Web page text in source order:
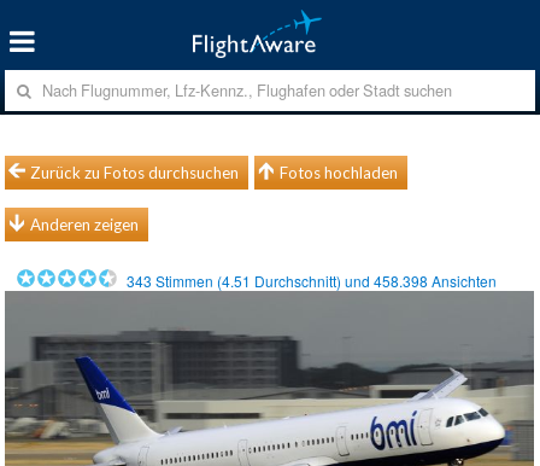
Zurück zu Fotos durchsuchen Fotos hochladen
Anderen zeigen
343 Stimmen (4.51 Durchschnitt) und458.398 Ansichten